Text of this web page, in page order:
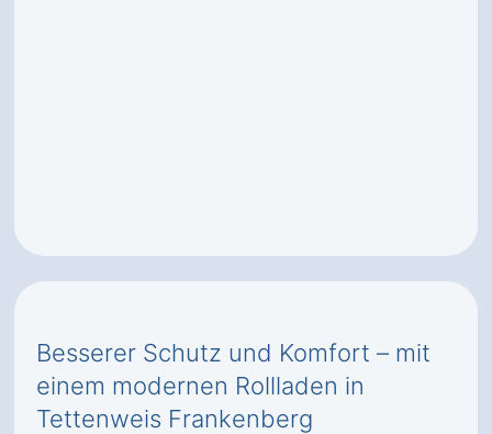
Besserer Schutz und Komfort – mit
einem modernen Rollladen in
Tettenweis Frankenberg